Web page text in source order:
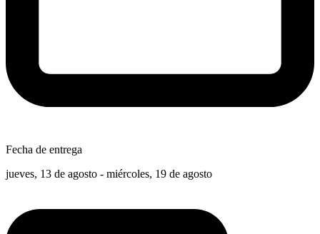
Fecha de entrega
jueves, 13 de agosto - miércoles, 19 de agosto